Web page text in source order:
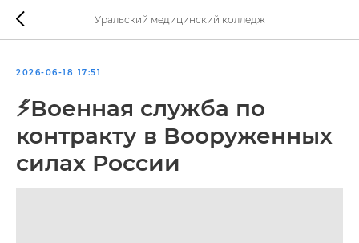
Уральский медицинский колледж
2026-06-18 17:51
⚡́Военная служба по
контракту в Вооруженных
силах России